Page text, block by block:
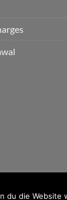
du die